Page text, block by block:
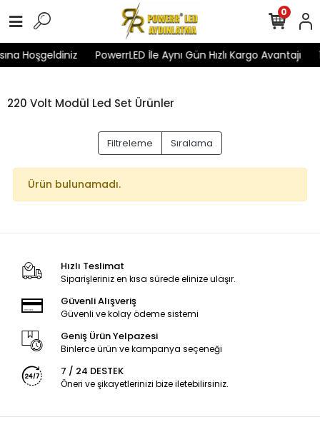
Hoşgeldiniz PowerrLED İle Aynı Gün Hızlı Kargo Avantajı
0
220 Volt Modül Led Set Ürünler
Filtreleme Sıralama
Ürün bulunamadı.
Hızlı Teslimat
Siparişleriniz en kısa sürede elinize ulaşır.
Güvenli Alışveriş
Güvenli ve kolay ödeme sistemi
Geniş Ürün Yelpazesi
Binlerce ürün ve kampanya seçeneği
7 / 24 DESTEK
Öneri ve şikayetlerinizi bize iletebilirsiniz.